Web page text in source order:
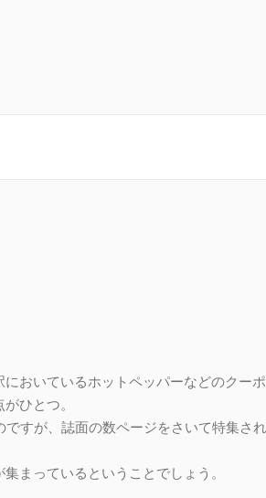
おいているホットペッパーなどのクーポ
ひとつ。
すが、誌面の数ページをさいて特集さ
まっているということでしょう。